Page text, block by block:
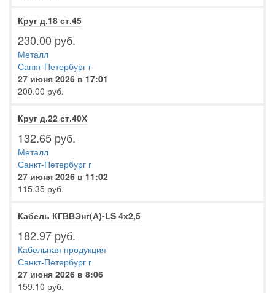
Круг д.18 ст.45
230.00 руб.
Металл
Санкт-Петербург г
27 июня 2026 в 17:01
200.00 руб.
Круг д.22 ст.40Х
132.65 руб.
Металл
Санкт-Петербург г
27 июня 2026 в 11:02
115.35 руб.
Кабель КГВВЭнг(А)-LS 4х2,5
182.97 руб.
Кабельная продукция
Санкт-Петербург г
27 июня 2026 в 8:06
159.10 руб.